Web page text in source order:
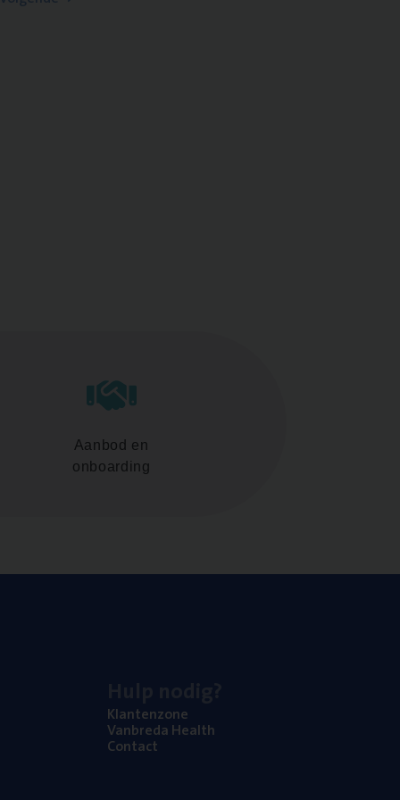
Aanbod en
onboarding
Klan­ten­zo­ne
Van­b­re­da Health
Con­tact